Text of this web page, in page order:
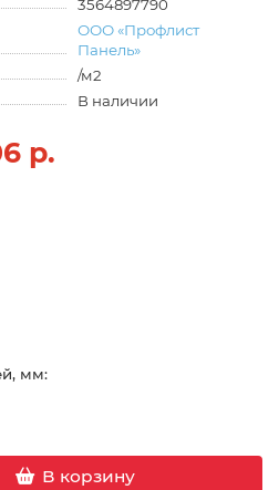
3564897790
ООО «Профлист
Панель»
/м2
В наличии
р.
мм:
В корзину